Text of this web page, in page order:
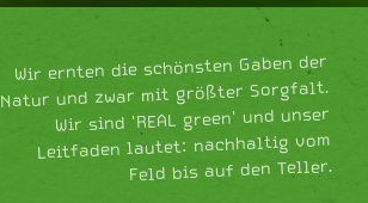
Wir ernten die schönsten Gaben der
Natur und zwar mit größter Sorgfalt.
Wir sind 'REAL green' und unser
Leitfaden lautet: nachhaltig vom
Feld bis auf den Teller.